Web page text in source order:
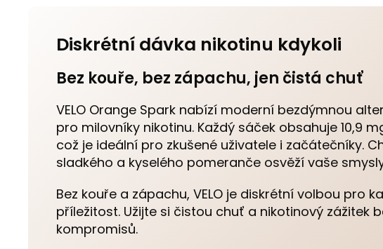
Diskrétní dávka nikotinu kdykoli
Bez kouře, bez zápachu, jen čistá chuť
VELO Orange Spark nabízí moderní bezdýmnou
pro milovníky nikotinu. Každý sáček obsahuje 10,9
což je ideální pro zkušené uživatele i začátečníky.
sladkého a kyselého pomeranče osvěží vaše
Bez kouře a zápachu, VELO je diskrétní volbou pro
příležitost. Užijte si čistou chuť a nikotinový zážitek
kompromisů.